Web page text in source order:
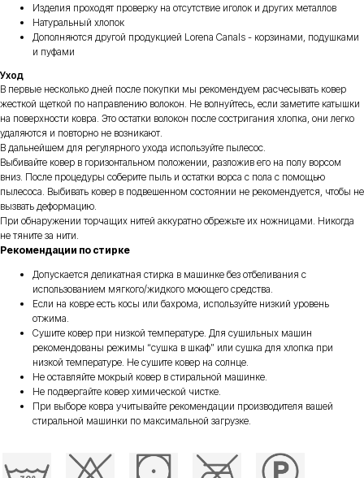
Изделия проходят проверку на отсутствие иголок и других металлов
Натуральный хлопок
Дополняются другой продукцией Lorena Canals - корзинами, подушками
и пуфами
Уход
В первые несколько дней после покупки мы рекомендуем расчесывать ковер
жесткой щеткой по направлению волокон. Не волнуйтесь, если заметите катышки
на поверхности ковра. Это остатки волокон после состригания хлопка, они легко
удаляются и повторно не возникают.
В дальнейшем для регулярного ухода используйте пылесос.
Выбивайте ковер в горизонтальном положении, разложив его на полу ворсом
вниз. После процедуры соберите пыль и остатки ворса с пола с помощью
пылесоса. Выбивать ковер в подвешенном состоянии не рекомендуется, чтобы не
вызвать деформацию.
При обнаружении торчащих нитей аккуратно обрежьте их ножницами. Никогда
не тяните за нити.
Рекомендации по стирке
Допускается деликатная стирка в машинке без отбеливания с
использованием мягкого/жидкого моющего средства.
Если на ковре есть косы или бахрома, используйте низкий уровень
отжима.
Сушите ковер при низкой температуре. Для сушильных машин
рекомендованы режимы “сушка в шкаф” или сушка для хлопка при
низкой температуре. Не сушите ковер на солнце.
Не оставляйте мокрый ковер в стиральной машинке.
Не подвергайте ковер химической чистке.
При выборе ковра учитывайте рекомендации производителя вашей
стиральной машинки по максимальной загрузке.